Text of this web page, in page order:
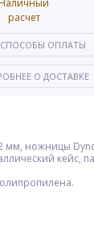
мм, ножницы
кейс,
СПОСОБЫ ОПЛАТЫ
О ДОСТАВКЕ